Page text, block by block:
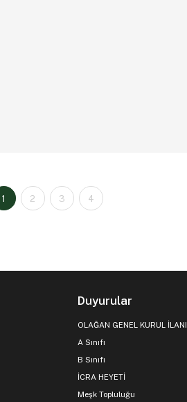
1 2 3 4
Duyurular
OLAĞAN GENEL KURUL İLANI
A Sınıfı
B Sınıfı
İCRA HEYETİ
Meşk Topluluğu